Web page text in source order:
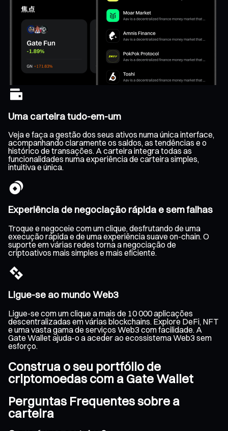
Uma carteira tudo-em-um
Veja e faça a gestão dos seus ativos numa única interface,
acompanhando claramente os saldos, as tendências e o
histórico de transações. A carteira integra todas as
funcionalidades numa experiência de carteira simples,
intuitiva e única.
Experiência de negociação rápida e sem falhas
Troque e negoceie com um clique, desfrutando de uma
execução rápida e de uma experiência suave on-chain. O
suporte em várias redes torna a negociação de
criptoativos mais simples e mais eficiente.
Ligue-se ao mundo Web3
Ligue-se com um clique a mais de 10 000 aplicações
descentralizadas em várias blockchains. Explore DeFi, NFT
e uma vasta gama de serviços Web3 com facilidade. A
Gate Wallet ajuda-o a aceder ao ecossistema Web3 sem
esforço.
Construa o seu portfólio de
criptomoedas com a Gate Wallet
Perguntas Frequentes sobre a
carteira